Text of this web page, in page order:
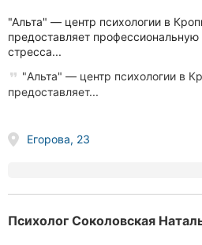
"Альта" — центр психологии в
предоставляет
стресса...
"Альта" — центр психологии в
предоставляет...
Егорова, 23